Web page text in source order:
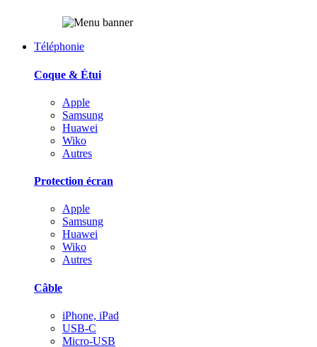
Téléphonie
Coque & Étui
Apple
Samsung
Huawei
Wiko
Autres
Protection écran
Apple
Samsung
Huawei
Wiko
Autres
Câble
iPhone, iPad
USB-C
Micro-USB